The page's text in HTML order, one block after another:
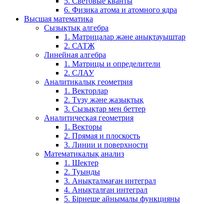
6. Физика атома и атомного ядра
Высшая математика
Сызықтық алгебра
1. Матрицалар және анықтауыштар
2. САТЖ
Линейная алгебра
1. Матрицы и определители
2. СЛАУ
Аналитикалық геометрия
1. Векторлар
2. Түзу және жазықтық
3. Сызықтар мен беттер
Аналитическая геометрия
1. Векторы
2. Прямая и плоскость
3. Линии и поверхности
Математикалық анализ
1. Шектер
2. Туынды
3. Анықталмаған интеграл
4. Анықталған интеграл
5. Бірнеше айнымалы функцияны